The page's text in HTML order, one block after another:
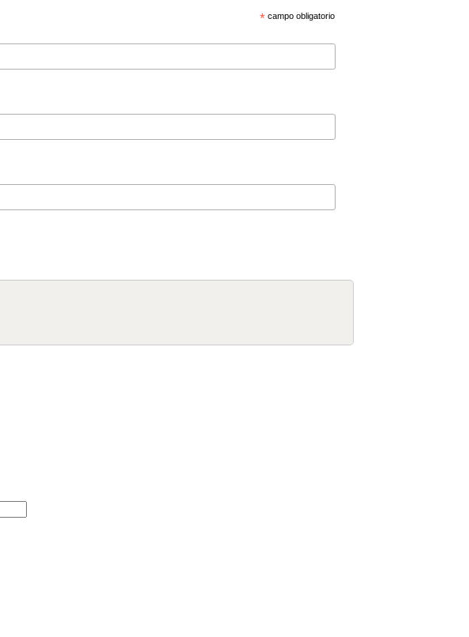
*campo obligatorio